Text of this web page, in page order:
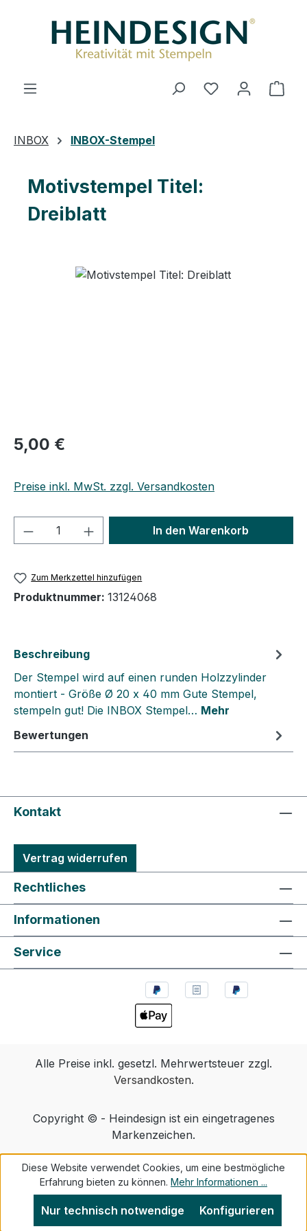
Du hast 0
INBOX INBOX-Stempel
Motivstempel Titel:
Dreiblatt
Regulärer Preis:
5,00 €
Preise inkl. MwSt. zzgl. Versandkosten
Produkt Anzahl: Gib denIn den Warenkorb
Zum Merkzettel hinzufügen
Produktnummer: 13124068
Beschreibung
Der Stempel wird auf einen runden Holzzylinder
montiert - Größe Ø 20 x 40 mm Gute Stempel,
stempeln gut! Die INBOX Stempel… Mehr
Bewertungen
Kontakt
Vertrag widerrufen
Rechtliches
Informationen
Service
Alle Preise inkl. gesetzl. Mehrwertsteuer zzgl.
Versandkosten.
Copyright © - Heindesign ist ein eingetragenes
Markenzeichen.
Diese Website verwendet Cookies, um eine bestmögliche
Erfahrung bieten zu können. Mehr Informationen ...
Nur technisch notwendige Konfigurieren